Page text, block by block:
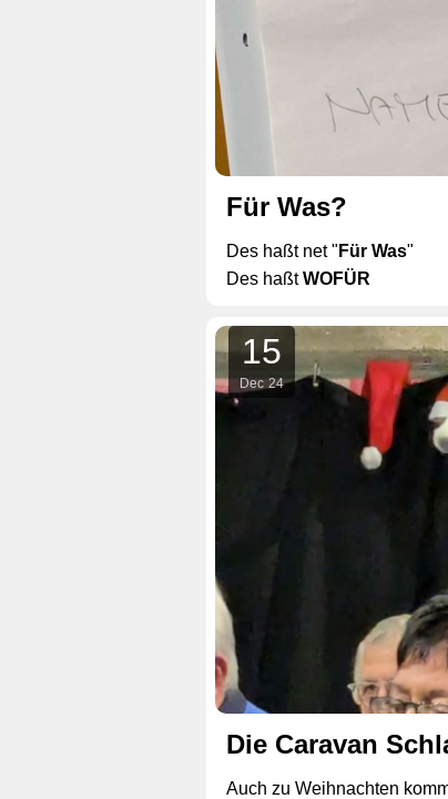
Für Was?
Des haßt net " Für Was"
Des haßtWOFÜR
15
Dec 24
Die Caravan
Auch zu Weihnachten